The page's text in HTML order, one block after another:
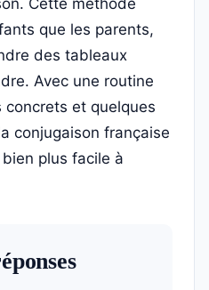
Cette méthode
que les parents,
des tableaux
Avec une routine
et quelques
conjugaison française
plus facile à